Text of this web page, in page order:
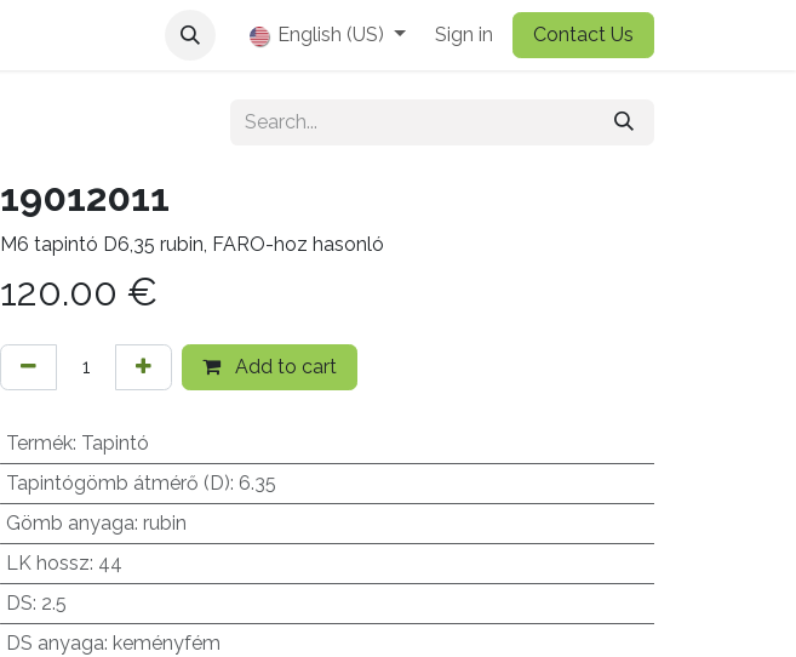
English (US) Sign in Contact Us
19012011
M6 tapintó D6,35 rubin, FARO-hoz hasonló
120.00 €
Add to cart
Termék: Tapintó
Tapintógömb átmérő (D): 6.35
Gömb anyaga: rubin
LK hossz: 44
DS: 2.5
DS anyaga: keményfém